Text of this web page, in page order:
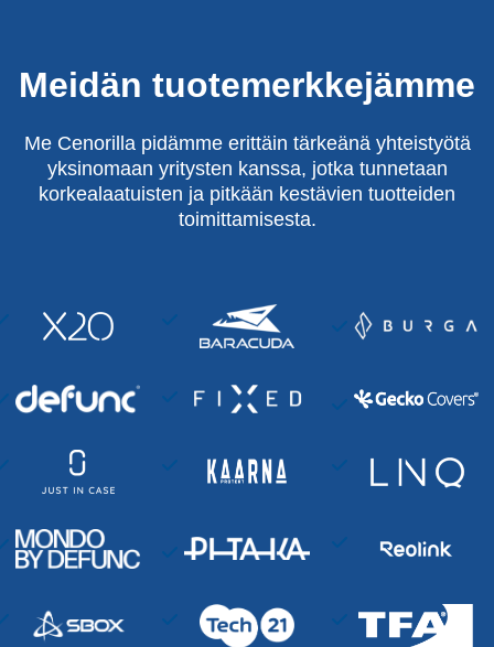
Meidän tuotemerkkejämme
Me Cenorilla pidämme erittäin tärkeänä yhteistyötä
yksinomaan yritysten kanssa, jotka tunnetaan
korkealaatuisten ja pitkään kestävien tuotteiden
toimittamisesta.